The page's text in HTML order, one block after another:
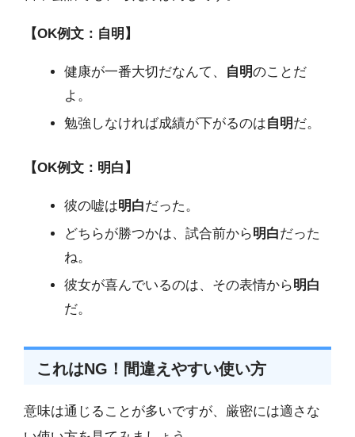
【OK例文：自明】
健康が一番大切だなんて、 自明のことだ
よ。
勉強しなければ成績が下がるのは自明だ。
【OK例文：明白】
彼の嘘は明白だった。
どちらが勝つかは、試合前から明白だった
ね。
彼女が喜んでいるのは、その表情から明白
だ。
これはNG！間違えやすい使い方
意味は通じることが多いですが、厳密には適さな